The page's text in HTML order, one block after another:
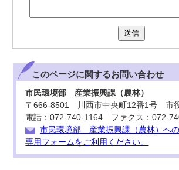
送信
このページに関するお問い合わせ
市民環境部 産業振興課（農林）
〒666-8501 川西市中央町12番1号 市
電話：072-740-1164 ファクス：072-
市民環境部 産業振興課（農林）へ
専用フォームをご利用ください。